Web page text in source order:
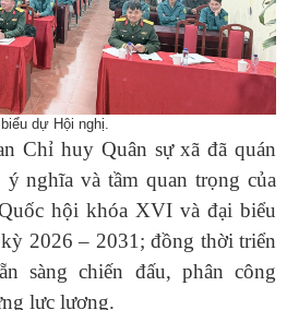
dự Hội nghị.
Chỉ huy Quân sự xã đã quán
ý nghĩa và tầm quan trọng của
hội khóa XVI và đại biểu
2026 – 2031; đồng thời triển
sàng chiến đấu, phân công
lực lượng.